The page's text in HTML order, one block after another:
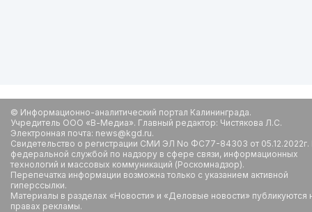
© Информационно-аналитический портал Калининграда.
Учредитель ООО «В-Медиа». Главный редактор: Чистякова Л.С.
Электронная почта: news@kgd.ru.
Свидетельство о регистрации СМИ ЭЛ No ФС77-84303 от
федеральной службой по надзору в сфере связи, информационных
технологий и массовых коммуникаций (Роскомнадзор).
Перепечатка информации возможна только с указанием активной
гиперссылки.
Материалы в разделах «Новости» и «Деловые новости» публикуются
правах рекламы.